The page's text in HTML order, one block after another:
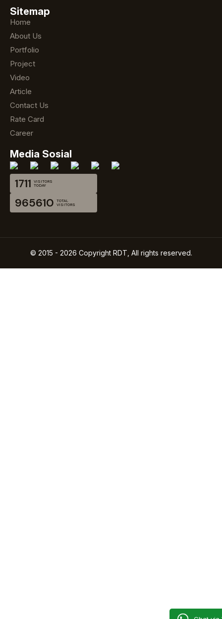
Sitemap
Home
About Us
Portfolio
Project
Video
Article
Contact Us
Rate Card
Career
Media Sosial
1711 VISITORS
TODAY
965610 TOTAL
VISITORS
© 2015 - 2026 Copyright RDT, All rights reserved.